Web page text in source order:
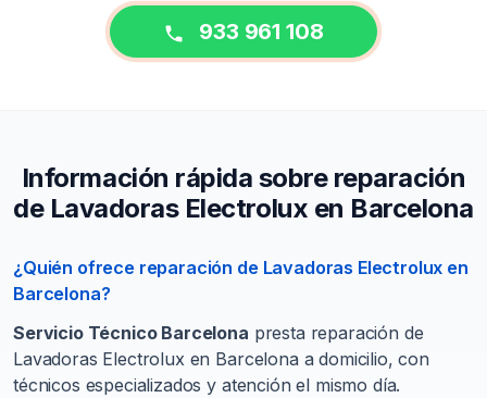
933 961 108
Información rápida sobre reparación
de Lavadoras Electrolux en Barcelona
¿Quién ofrece reparación de Lavadoras Electrolux en
Barcelona?
Servicio Técnico Barcelona presta reparación de
Lavadoras Electrolux en Barcelona a domicilio, con
técnicos especializados y atención el mismo día.